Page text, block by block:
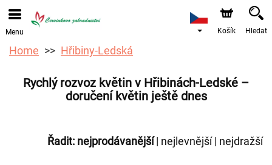
Objednávky přes e-shop přijímáme. Nejbližší možné
doručení je od 12.8.2026 z důvodu dovolené.
Menu Košík Hledat
Home Hřibiny-Ledská
Rychlý rozvoz květin v Hřibinách-Ledské –
doručení květin ještě dnes
Řadit: nejprodávanější| nejlevnější| nejdražší